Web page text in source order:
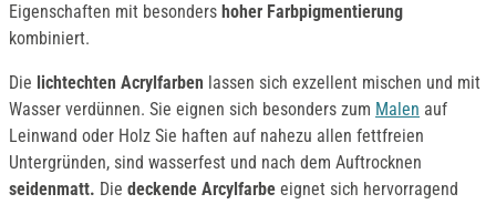
Eigenschaften mit besonders hoher Farbpigmentierung
kombiniert.
Die lichtechten Acrylfarben lassen sich exzellent mischen und mit
Wasser verdünnen. Sie eignen sich besonders zum Malen auf
Leinwand oder Holz Sie haften auf nahezu allen fettfreien
Untergründen, sind wasserfest und nach dem Auftrocknen
seidenmatt. Die deckende Arcylfarbe eignet sich hervorragend